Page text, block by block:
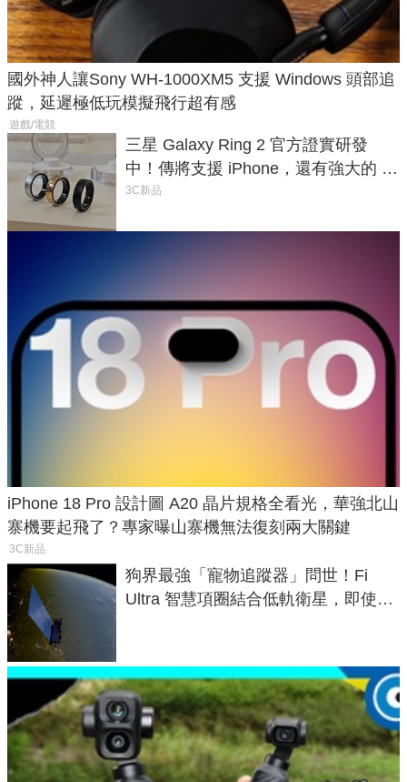
國外神人讓Sony WH-1000XM5 支援 Windows 頭部追
蹤，延遲極低玩模擬飛行超有感
遊戲/電競
三星 Galaxy Ring 2 官方證實研發
中！傳將支援 iPhone，還有強大的 AI
與智慧家電連動功能
3C新品
iPhone 18 Pro 設計圖 A20 晶片規格全看光，華強北山
寨機要起飛了？專家曝山寨機無法復刻兩大關鍵
3C新品
狗界最強「寵物追蹤器」問世！Fi
Ultra 智慧項圈結合低軌衛星，即使在